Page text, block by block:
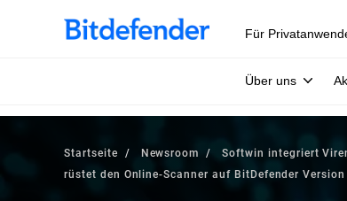
Für
Über uns
Startseite Newsroom
Softwin integriert
rüstet den Online-Scanner auf BitDefender Version